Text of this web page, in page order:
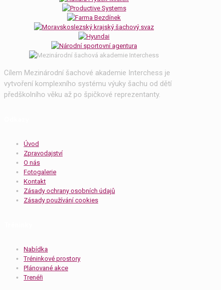
Cílem Mezinárodní šachové akademie Interchess je
vytvoření komplexního systému výuky šachu od dětí
předškolního věku až po špičkové reprezentanty.
Úvod
Zpravodajství
O nás
Fotogalerie
Kontakt
Zásady ochrany osobních údajů
Zásady používání cookies
Nabídka
Tréninkové prostory
Plánované akce
Trenéři